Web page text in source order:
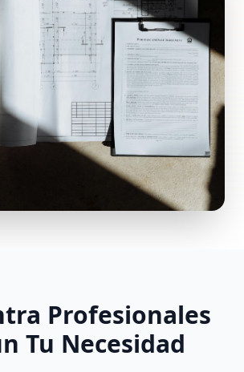
Profesionales
Tu Necesidad